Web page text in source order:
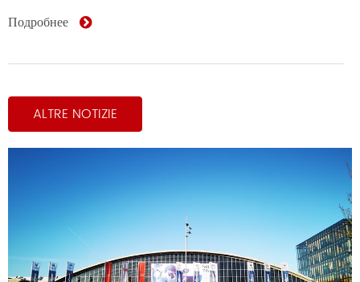
Подробнее
ALTRE NOTIZIE